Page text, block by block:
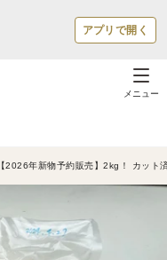
アプリで開く
メニュー
【2026年新物予約販売】2kg！ カット